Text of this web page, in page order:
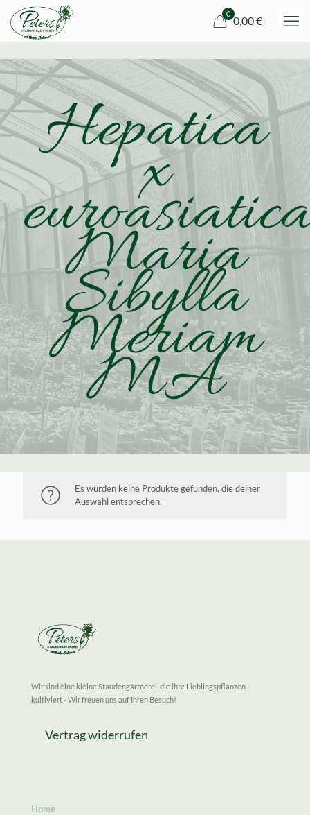
0
0,00 €
Hepatica
x
Maria
Sibylla
Meriam
MA
Es wurden keine Produkte gefunden, die deiner
Auswahl entsprechen.
Wir sind eine kleine Staudengärtnerei, die ihre Lieblingspflanzen
kultiviert - Wir freuen uns auf Ihren Besuch!
Vertrag widerrufen
Home